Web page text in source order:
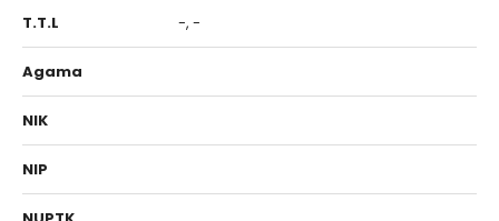
T.T.L -, -
Agama
NIK
NIP